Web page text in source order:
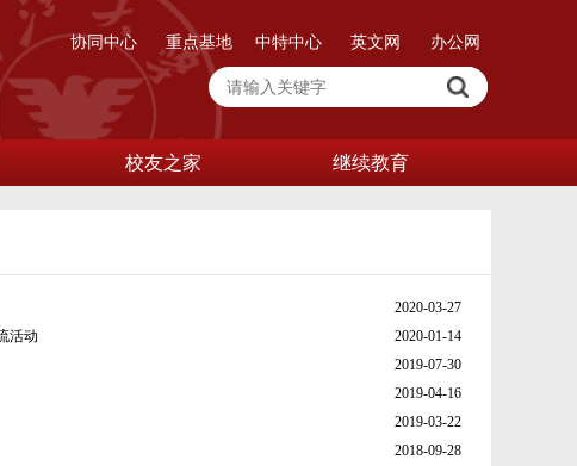
校友之家 继续教育
协同中心 重点基地 办公网
英文网
中特中心
2020-03-27
活动
2020-01-14
2019-07-30
2019-04-16
2019-03-22
2018-09-28